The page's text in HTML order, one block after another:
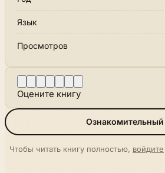
Язык
Просмотров
Оцените книгу
Чтобы читать книгу полностью, войдите